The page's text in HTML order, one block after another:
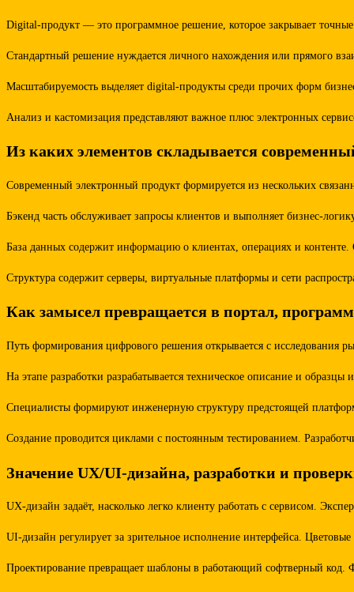
Digital-продукт — это программное решение, которое закрывает
Стандартный решение нуждается личного нахождения или прямого
Масштабируемость выделяет digital-продукты среди прочих форм
Анализ и кастомизация представляют важное плюс электронных
Из каких элементов складывается
Современный электронный продукт формируется из нескольких
Бэкенд часть обслуживает запросы клиентов и выполняет бизнес-
База данных содержит информацию о клиентах, операциях и
Структура содержит серверы, виртуальные платформы и сети
Как замысел превращается в портал,
Путь формирования цифрового решения открывается с исследования
На этапе разработки разрабатывается техническое описание и
Специалисты формируют инженерную структуру предстоящей
Создание проводится циклами с постоянным тестированием.
Значение UX/UI-дизайна, разработки и
UX-дизайн задаёт, насколько легко клиенту работать с сервисом.
UI-дизайн регулирует за зрительное исполнение интерфейса.
Проектирование превращает шаблоны в работающий софтверный код.